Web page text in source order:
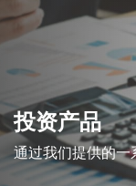
投资产品
通过我们提供的